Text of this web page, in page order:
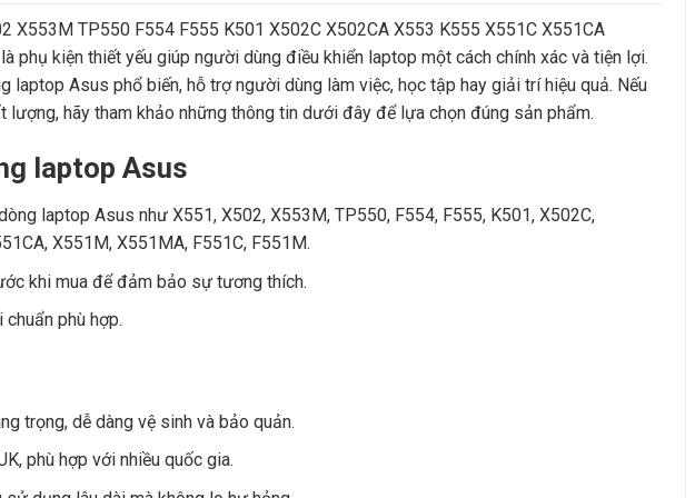
X553M TP550 F554 F555 K501 X502C X502CA X553 K555 X551C X551CA
phụ kiện thiết yếu giúp người dùng điều khiển laptop một cách chính xác và tiện lợi.
laptop Asus phổ biến, hỗ trợ người dùng làm việc, học tập hay giải trí hiệu quả. Nếu
lượng, hãy tham khảo những thông tin dưới đây để lựa chọn đúng sản phẩm.
laptop Asus
laptop Asus như X551, X502, X553M, TP550, F554, F555, K501, X502C,
X551M, X551MA, F551C, F551M.
khi mua để đảm bảo sự tương thích.
phù hợp.
trọng, dễ dàng vệ sinh và bảo quản.
phù hợp với nhiều quốc gia.